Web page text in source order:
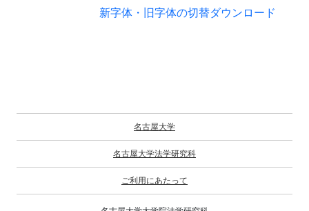
新字体・旧字体の切替ダウンロード
名古屋大学
名古屋大学法学研究科
ご利用にあたって